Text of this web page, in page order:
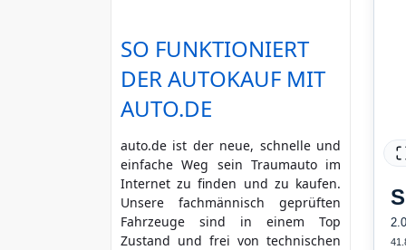
SO FUNKTIONIERT
DER AUTOKAUF MIT
AUTO.DE
auto.de ist der neue, schnelle und
einfache Weg sein Traumauto im
Internet zu finden und zu kaufen.
Unsere fachmännisch geprüften
Fahrzeuge sind in einem Top
Zustand und frei von technischen